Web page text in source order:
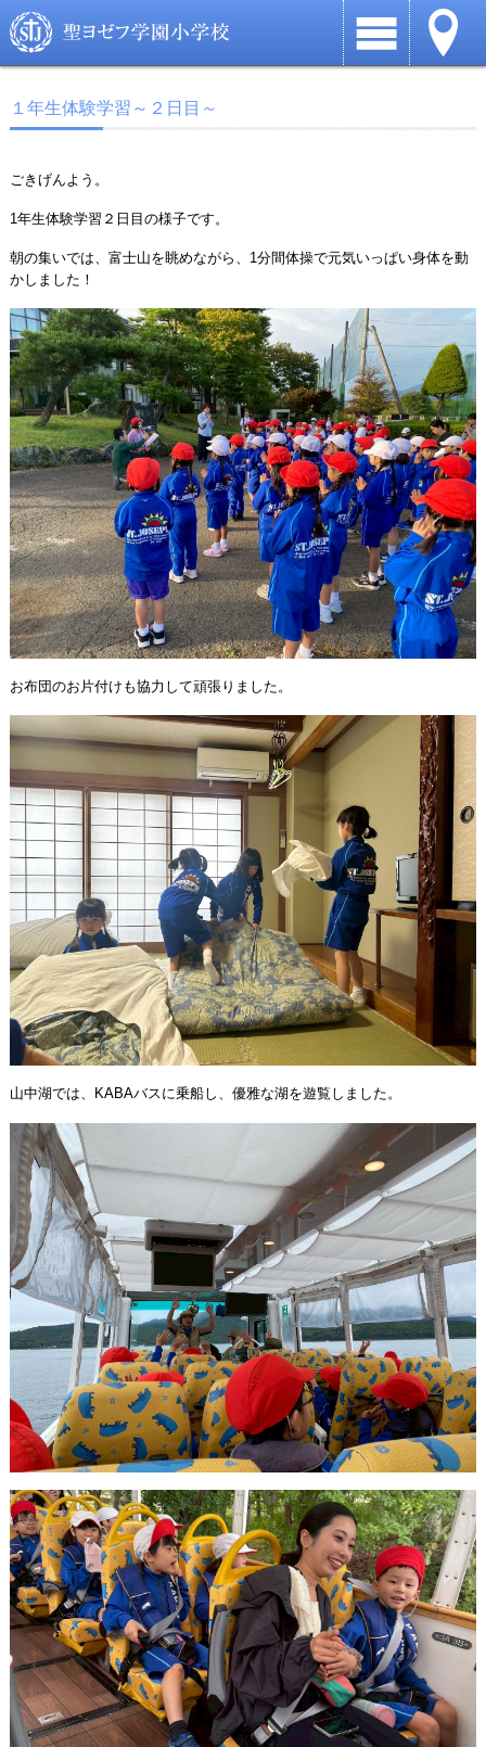
１年生体験学習～２日目～
ごきげんよう。
1年生体験学習２日目の様子です。
朝の集いでは、富士山を眺めながら、1分間体操で元気いっぱい身体を動
かしました！
お布団のお片付けも協力して頑張りました。
山中湖では、KABAバスに乗船し、優雅な湖を遊覧しました。